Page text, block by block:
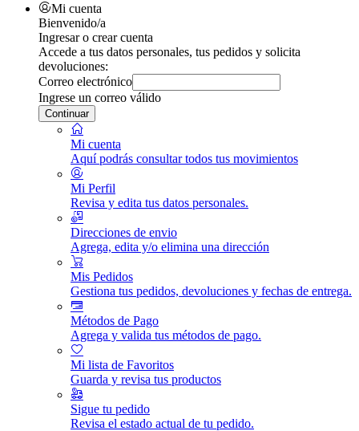
Mi cuenta
Bienvenido/a
Ingresar o crear cuenta
Accede a tus datos personales, tus pedidos y solicita
devoluciones:
Correo electrónico
Ingrese un correo válido
Continuar
Mi cuenta
Aquí podrás consultar todos tus movimientos
Mi Perfil
Revisa y edita tus datos personales.
Direcciones de envio
Agrega, edita y/o elimina una dirección
Mis Pedidos
Gestiona tus pedidos, devoluciones y fechas de entrega.
Métodos de Pago
Agrega y valida tus métodos de pago.
Mi lista de Favoritos
Guarda y revisa tus productos
Sigue tu pedido
Revisa el estado actual de tu pedido.